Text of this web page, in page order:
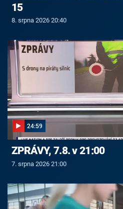
15
8. srpna 2026 20:40
24:59
ZPRÁVY, 7.8. v 21:00
7. srpna 2026 21:00